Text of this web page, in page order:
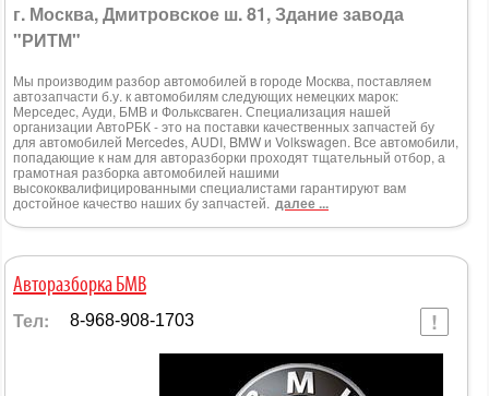
г. Москва, Дмитровское ш. 81, Здание завода
"РИТМ"
Мы производим разбор автомобилей в городе Москва, поставляем
автозапчасти б.у. к автомобилям следующих немецких марок:
Мерседес, Ауди, БМВ и Фольксваген. Специализация нашей
организации АвтоРБК - это на поставки качественных запчастей бу
для автомобилей Mercedes, AUDI, BMW и Volkswagen. Все автомобили,
попадающие к нам для авторазборки проходят тщательный отбор, а
грамотная разборка автомобилей нашими
высококвалифицированными специалистами гарантируют вам
достойное качество наших бу запчастей. далее ...
Авторазборка БМВ
Тел: 8-968-908-1703